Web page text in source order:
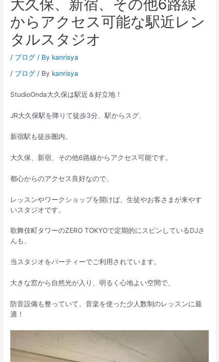
大久保、新宿、その他6路線
からアクセス可能な駅近レン
タルスタジオ
/ ブログ / By kanrisya
/ ブログ / By kanrisya
StudioOnda大久保は駅近＆好立地！
JR大久保駅を降りて徒歩3分、駅からスグ、
新宿駅も徒歩圏内。
大久保、新宿、その他6路線からアクセス可能です。
都心からのアクセス良好なので、
レッスンやワークショップを開けば、生徒やお客さまが来やす
いスタジオです。
歌舞伎町タワーのZERO TOKYOで定期的にスピンしているDJさ
んも、
当スタジオをパーティーでご利用されています。
大きな窓から自然光が入り、明るく心地よい空間で、
防音設備も整っていて、音楽を使った少人数制のレッスンに最
適！